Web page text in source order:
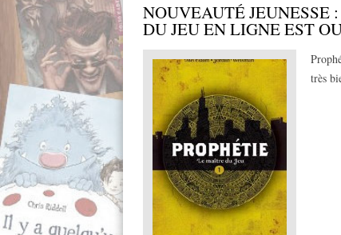
NOUVEAUTÉ JEUNESSE
DU JEU EN LIGNE EST
très